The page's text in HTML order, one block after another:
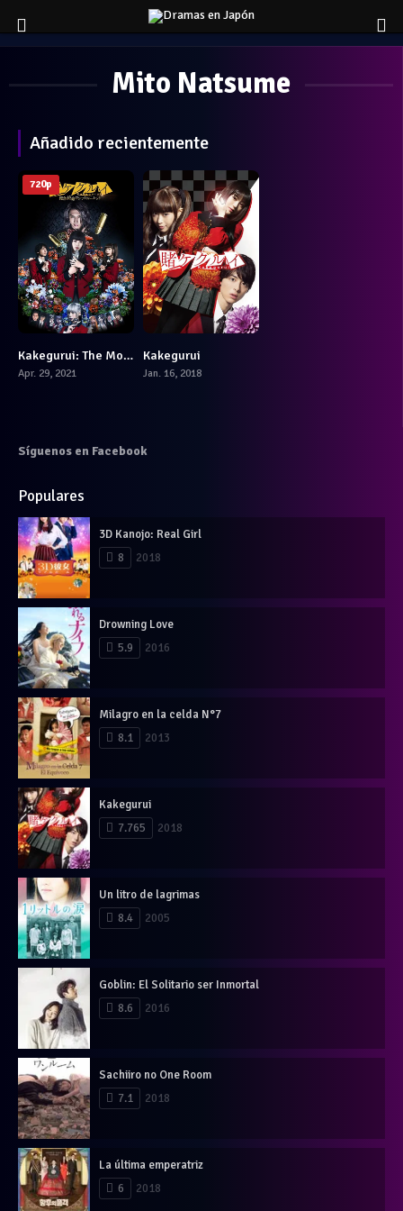
Mito Natsume
Añadido recientemente
6.3
720p
Kakegurui: The Movie Part 2
Apr. 29, 2021
Kakegurui
Jan. 16, 2018
Síguenos en Facebook
Populares
3D Kanojo: Real Girl
8
2018
Drowning Love
5.9
2016
Milagro en la celda N°7
8.1
2013
Kakegurui
7.765
2018
Un litro de lagrimas
8.4
2005
Goblin: El Solitario ser Inmortal
8.6
2016
Sachiiro no One Room
7.1
2018
La última emperatriz
6
2018